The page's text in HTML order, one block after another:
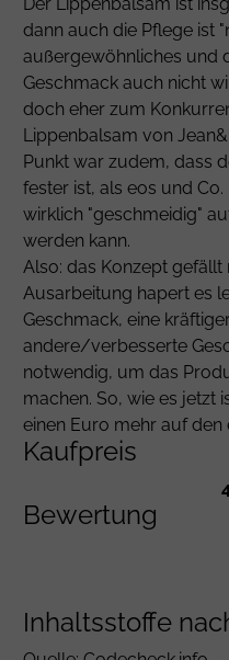
dann auch die Pflege ist
außergewöhnliches und
Geschmack auch nicht
doch eher zum
Lippenbalsam von
Punkt war zudem, dass
fester ist, als eos und
wirklich "geschmeidig"
werden kann.
Also: das Konzept
Ausarbeitung hapert es
Geschmack, eine
andere/verbesserte
notwendig, um das
machen. So, wie es jetzt
einen Euro mehr auf den
Kaufpreis
Bewertung
Inhaltsstoffe